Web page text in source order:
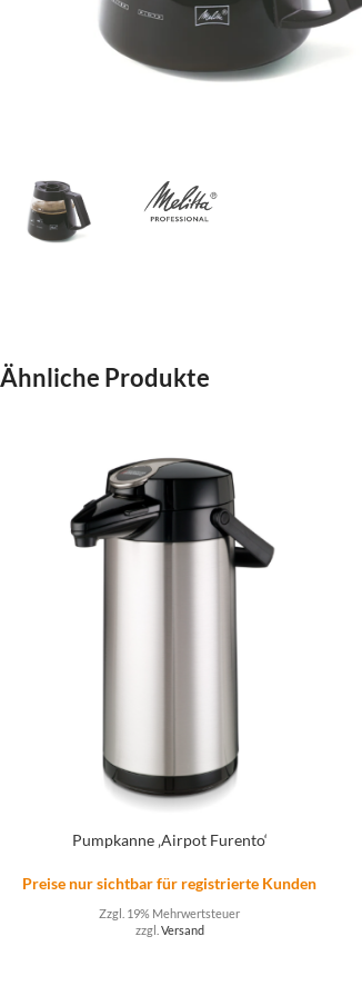
Ähnliche Produkte
Pumpkanne ‚Airpot Furento‘
Preise nur sichtbar für registrierte Kunden
Zzgl. 19% Mehrwertsteuer
zzgl. Versand